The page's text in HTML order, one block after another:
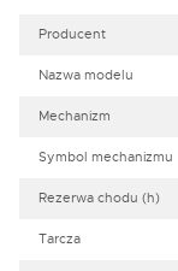
Producent
Nazwa modelu
Mechanizm
Symbol mechanizmu
Rezerwa chodu (h)
Tarcza